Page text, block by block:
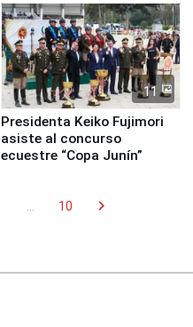
11
Presidenta Keiko Fujimori
asiste al concurso
ecuestre “Copa Junín”
10 chevron_right